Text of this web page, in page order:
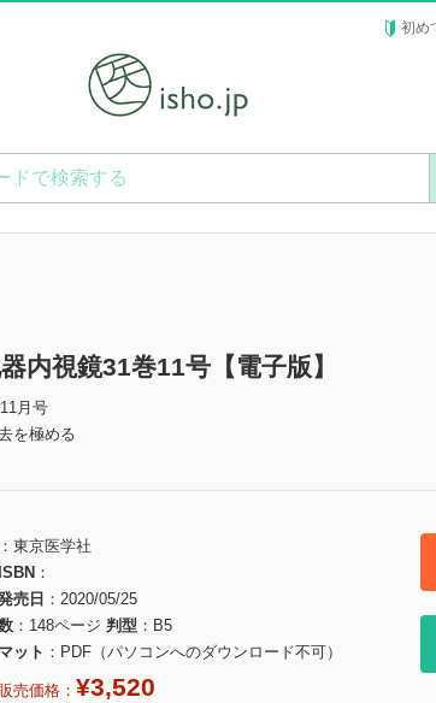
初め
内視鏡31巻11号【電子版】
月号
を極める
東京医学社
売日
2020/05/25
148ページ 判型
B5
ット
PDF（パソコンへのダウンロード不可）
売価格： ¥3,520